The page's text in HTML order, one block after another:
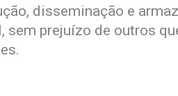
disseminação e
sem prejuízo de outros